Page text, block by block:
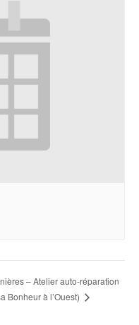
– Atelier auto-réparation
Bonheur à l’Ouest)